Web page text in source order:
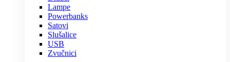
Lampe
Powerbanks
Satovi
Slušalice
USB
Zvučnici